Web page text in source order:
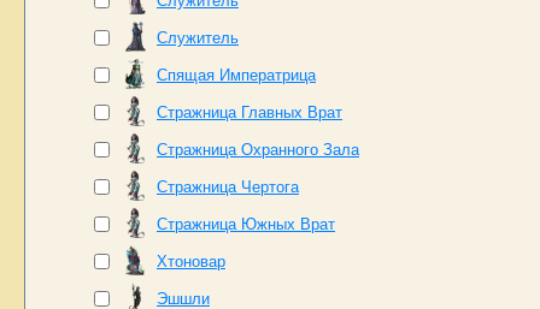
Служитель
Спящая Императрица
Стражница Главных Врат
Стражница Охранного Зала
Стражница Чертога
Стражница Южных Врат
Хтоновар
Эшшли